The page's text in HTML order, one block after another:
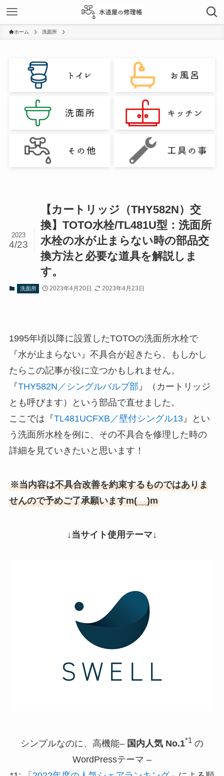
ホーム 洗面所
【カートリッジ（THY582N）交
換】TOTO水栓/TL481U型：洗面所
水栓の水が止まらない時の部品交
換方法と必要な道具を解説しま
す。
2023
4/23
洗面所 2023年4月20日 2023年4月23日
1995年頃以降に設置したTOTOの洗面所水栓で
『水が止まらない』不具合が起きたら、もしかし
たらこの記事が役に立つかもしれません。
『THY582N／シングルバルブ部』（カートリッジ
とも呼びます）という部品で直せました。
ここでは『TL481UCFXB／壁付シングル13』とい
う洗面所水栓を例に、その不具合を修理した時の
詳細を見ていきたいと思います！
※当内容は不具合改善を約束するものではありま
せんので予めご了承願いますm(__)m
↓当サイト使用テーマ↓
シンプルなのに、高機能– 国内人気 No.1*1 の
WordPressテーマ –